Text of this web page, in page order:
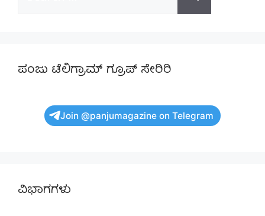
ಪಂಜು ಟೆಲಿಗ್ರಾಮ್ ಗ್ರೂಪ್ ಸೇರಿರಿ
Join @panjumagazine on Telegram
ವಿಭಾಗಗಳು